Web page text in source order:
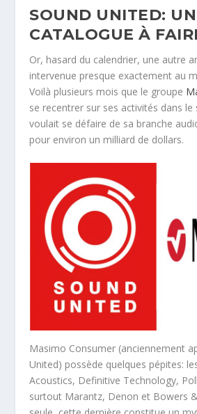
SOUND UNITED: UN
CATALOGUE À
Or, hasard du calendrier, une autre
intervenue presque exactement au
Voilà plusieurs mois que le groupe
se recentrer sur ses activités dans
voulait se défaire de sa branche
pour environ un milliard de dollars.
Masimo Consumer (anciennement
United) possède quelques pépites:
Acoustics, Definitive Technology,
surtout Marantz, Denon et Bowers